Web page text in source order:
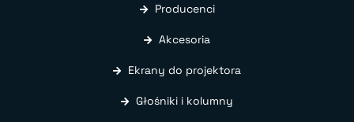
Producenci
Akcesoria
Ekrany do projektora
Głośniki i kolumny